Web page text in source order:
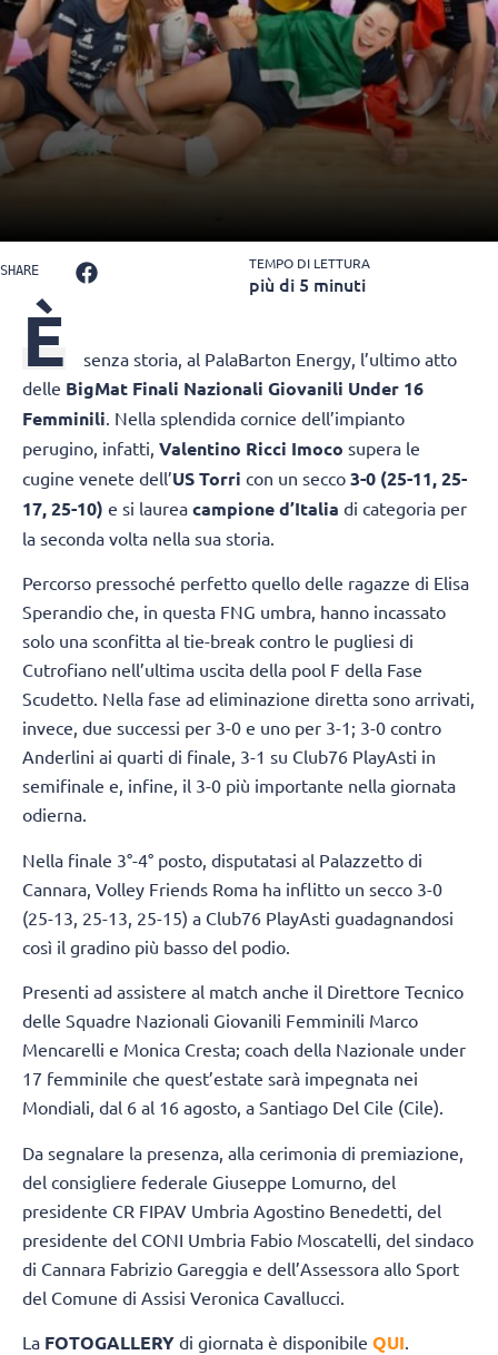
SHARE TEMPO DI LETTURA
più di 5 minuti
È
senza storia, al PalaBarton Energy, l’ultimo atto
delle BigMat Finali Nazionali Giovanili Under 16
Femminili. Nella splendida cornice dell’impianto
perugino, infatti, Valentino Ricci Imoco supera le
cugine venete dell’US Torri con un secco 3-0 (25-11, 25-
17, 25-10) e si laurea campione d’Italia di categoria per
la seconda volta nella sua storia.
Percorso pressoché perfetto quello delle ragazze di Elisa
Sperandio che, in questa FNG umbra, hanno incassato
solo una sconfitta al tie-break contro le pugliesi di
Cutrofiano nell’ultima uscita della pool F della Fase
Scudetto. Nella fase ad eliminazione diretta sono arrivati,
invece, due successi per 3-0 e uno per 3-1; 3-0 contro
Anderlini ai quarti di finale, 3-1 su Club76 PlayAsti in
semifinale e, infine, il 3-0 più importante nella giornata
odierna.
Nella finale 3°-4° posto, disputatasi al Palazzetto di
Cannara, Volley Friends Roma ha inflitto un secco 3-0
(25-13, 25-13, 25-15) a Club76 PlayAsti guadagnandosi
così il gradino più basso del podio.
Presenti ad assistere al match anche il Direttore Tecnico
delle Squadre Nazionali Giovanili Femminili Marco
Mencarelli e Monica Cresta; coach della Nazionale under
17 femminile che quest’estate sarà impegnata nei
Mondiali, dal 6 al 16 agosto, a Santiago Del Cile (Cile).
Da segnalare la presenza, alla cerimonia di premiazione,
del consigliere federale Giuseppe Lomurno, del
presidente CR FIPAV Umbria Agostino Benedetti, del
presidente del CONI Umbria Fabio Moscatelli, del sindaco
di Cannara Fabrizio Gareggia e dell’Assessora allo Sport
del Comune di Assisi Veronica Cavallucci.
La FOTOGALLERY di giornata è disponibile QUI